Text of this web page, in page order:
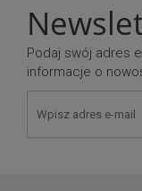
Podaj swój adres
informacje o